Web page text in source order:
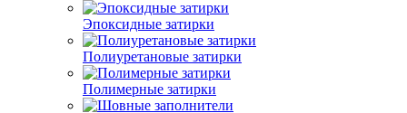
Эпоксидные затирки
Полиуретановые затирки
Полимерные затирки